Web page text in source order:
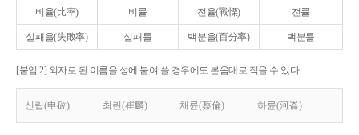
비율(比率) 비률 전율(戰慄) 전률
실패율(失敗率) 실패률 백분율(百分率) 백분률
[붙임 2] 외자로 된 이름을 성에 붙여 쓸 경우에도 본음대로 적을 수 있다.
신립(申砬) 최린(崔麟) 채륜(蔡倫) 하륜(河崙)